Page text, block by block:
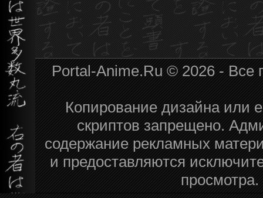
Portal-Anime.Ru © 2026 - Все
Копирование дизайна или
скриптов запрещено.
содержание рекламных
и предоставляются